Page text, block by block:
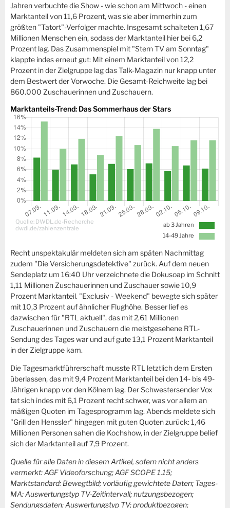
Jahren verbuchte die Show - wie schon am Mittwoch - einen
Marktanteil von 11,6 Prozent, was sie aber immerhin zum
größten "Tatort"-Verfolger machte. Insgesamt schalteten 1,67
Millionen Menschen ein, sodass der Marktanteil hier bei 6,2
Prozent lag. Das Zusammenspiel mit "Stern TV am Sonntag"
klappte indes erneut gut: Mit einem Marktanteil von 12,2
Prozent in der Zielgruppe lag das Talk-Magazin nur knapp unter
dem Bestwert der Vorwoche. Die Gesamt-Reichweite lag bei
860.000 Zuschauerinnen und Zuschauern.
Marktanteils-Trend: Das Sommerhaus der Stars
Quelle: DWDL.de-Recherche
dwdl.de/zahlenzentrale
ab 3 Jahren
14-49 Jahre
Recht unspektakulär meldeten sich am späten Nachmittag
zudem "Die Versicherungsdetektive" zurück. Auf dem neuen
Sendeplatz um 16:40 Uhr verzeichnete die Dokusoap im Schnitt
1,11 Millionen Zuschauerinnen und Zuschauer sowie 10,9
Prozent Marktanteil. "Exclusiv - Weekend" bewegte sich später
mit 10,3 Prozent auf ähnlicher Flughöhe. Besser lief es
dazwischen für "RTL aktuell", das mit 2,61 Millionen
Zuschauerinnen und Zuschauern die meistgesehene RTL-
Sendung des Tages war und auf gute 13,1 Prozent Marktanteil
in der Zielgruppe kam.
Die Tagesmarktführerschaft musste RTL letztlich dem Ersten
überlassen, das mit 9,4 Prozent Marktanteil bei den 14- bis 49-
Jährigen knapp vor den Kölnern lag. Der Schwestersender Vox
tat sich indes mit 6,1 Prozent recht schwer, was vor allem an
mäßigen Quoten im Tagesprogramm lag. Abends meldete sich
"Grill den Henssler" hingegen mit guten Quoten zurück: 1,46
Millionen Personen sahen die Kochshow, in der Zielgruppe belief
sich der Marktanteil auf 7,9 Prozent.
Quelle für alle Daten in diesem Artikel, sofern nicht anders
vermerkt: AGF Videoforschung; AGF SCOPE 1.15;
Marktstandard: Bewegtbild; vorläufig gewichtete Daten; Tages-
MA: Auswertungstyp TV-Zeitintervall; nutzungsbezogen;
Sendungsdaten: Auswertungstyp TV; produktbezogen;